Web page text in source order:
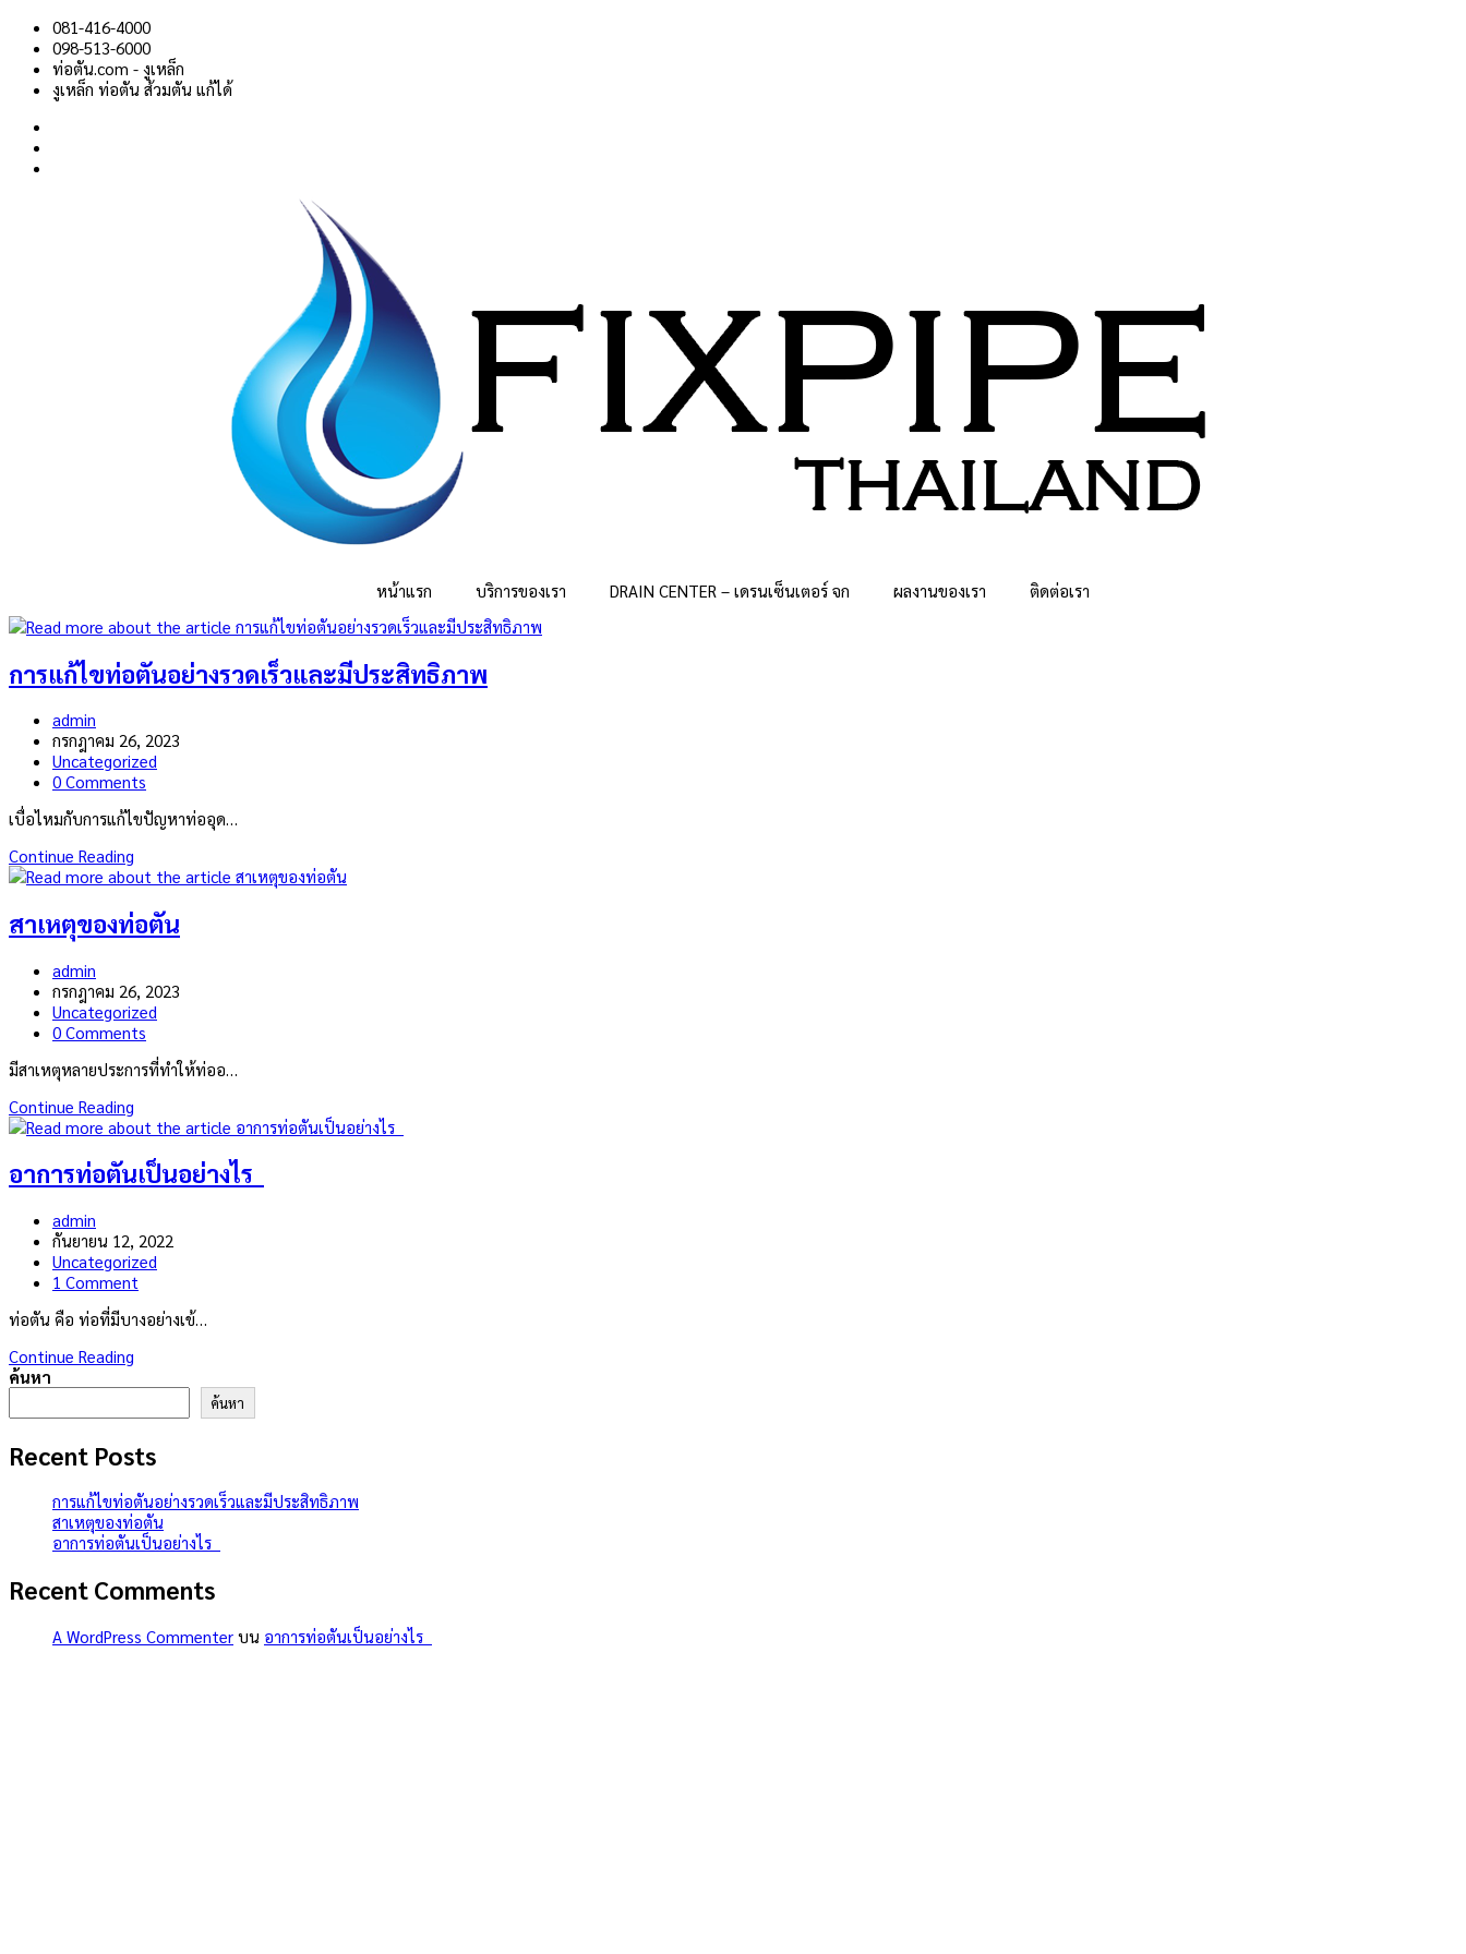
Skip
content
081-416-4000
098-513-6000
ท่อตัน.com - งูเหล็ก
งูเหล็ก ท่อตัน ส้วมตัน แก้ได้
หน้าแรก บริการของเรา DRAIN CENTER – เดรนเซ็นเตอร์ จก ผลงานของเรา ติดต่อเรา
การแก้ไขท่อตันอย่างรวดเร็วและมีประสิทธิภาพ
Post
author:
admin
Post
published:
กรกฎาคม 26, 2023
Post
category:
Uncategorized
Post
0 Comments
เบื่อไหมกับการแก้ไขปัญหาท่ออุด…
Continue Reading
แก้ไข
ตัน
อย่าง
มี
ประสิทธิภาพ
สาเหตุของท่อตัน
Post
author:
admin
Post
published:
กรกฎาคม 26, 2023
Post
category:
Uncategorized
Post
0 Comments
มีสาเหตุหลายประการที่ทำให้ท่ออ…
Continue Reading
ของ
ตัน
อาการท่อตันเป็นอย่างไร
Post
author:
admin
Post
published:
กันยายน 12, 2022
Post
category:
Uncategorized
Post
comments:
1 Comment
ท่อตัน คือ ท่อที่มีบางอย่างเข้…
Continue Reading
เป็น
ค้นหา
ค้นหา
Recent Posts
การแก้ไขท่อตันอย่างรวดเร็วและมีประสิทธิภาพ
สาเหตุของท่อตัน
อาการท่อตันเป็นอย่างไร
Recent Comments
A WordPress Commenter บน อาการท่อตันเป็นอย่างไร